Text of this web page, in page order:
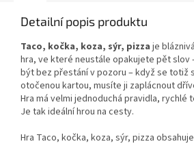
Detailní popis produktu
Taco, kočka, koza, sýr, pizza je
hra, ve které neustále opakujete pět slov
být bez přestání v pozoru – když se totiž
otočenou kartou, musíte ji zaplácnout
Hra má velmi jednoduchá pravidla, rychlé
Je tak ideální hrou na cesty.
Hra Taco, kočka, koza, sýr, pizza